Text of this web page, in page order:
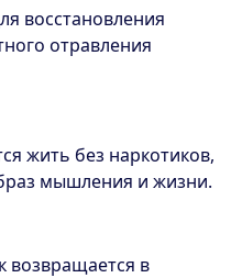
восстановления
отравления
жить без наркотиков,
мышления и жизни.
возвращается в